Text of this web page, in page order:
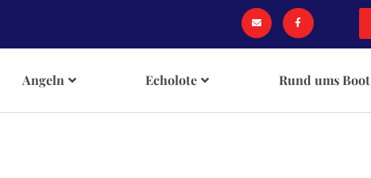
Angeln Echolote Rund ums Boot